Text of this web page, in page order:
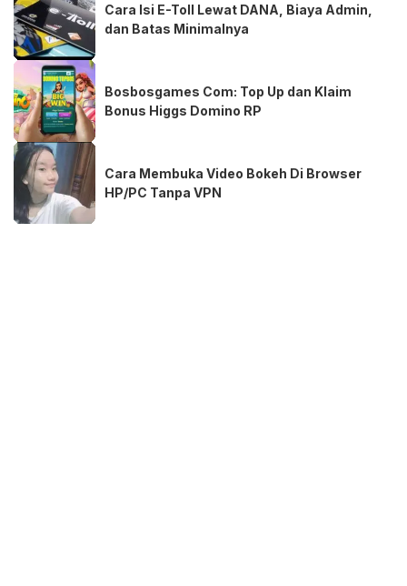
Cara Isi E-Toll Lewat DANA, Biaya Admin,
dan Batas Minimalnya
Bosbosgames Com: Top Up dan Klaim
Bonus Higgs Domino RP
Cara Membuka Video Bokeh Di Browser
HP/PC Tanpa VPN